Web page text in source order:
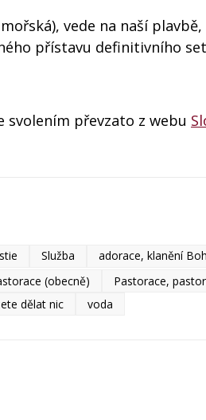
vede na naší
přístavu definitivního
svolením převzato z webu
Služba adorace, klanění
(obecně)
Pastorace,
dělat nic voda